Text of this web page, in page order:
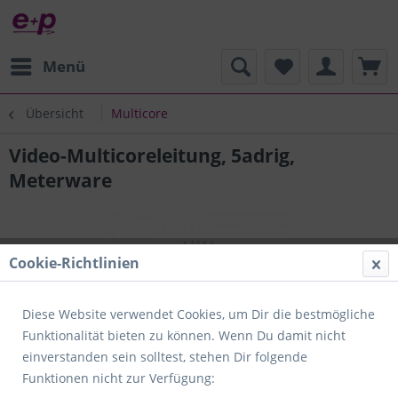
Menü
Übersicht Multicore
Video-Multicoreleitung, 5adrig,
Meterware
Cookie-Richtlinien
Diese Website verwendet Cookies, um Dir die bestmögliche
Funktionalität bieten zu können. Wenn Du damit nicht
einverstanden sein solltest, stehen Dir folgende
Funktionen nicht zur Verfügung: